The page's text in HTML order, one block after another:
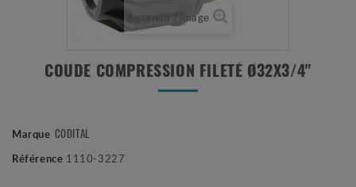
Agrandir l'image
COUDE COMPRESSION FILETÉ Ø32X3/4"
Marque CODITAL
Référence 1110-3227